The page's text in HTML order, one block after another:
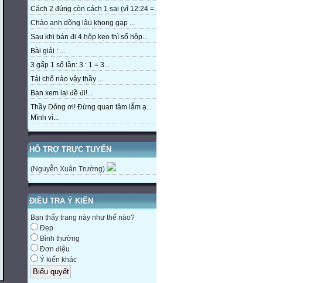
Cách 2 đúng còn cách 1 sai (vì 12:24 =...
Chào anh dõng lâu khong gạp ...
Sau khi bán đi 4 hộp kẹo thì số hộp...
Bài giải : ...
3 gấp 1 số lần: 3 : 1 = 3...
Tải chổ nào vậy thầy ...
Bạn xem lại đề đi!...
Thầy Dõng ơi! Đừng quan tâm lắm ạ.
Mình vì...
HỖ TRỢ TRỰC TUYẾN
(Nguyễn Xuân Trường)
ĐIỀU TRA Ý KIẾN
Bạn thấy trang này như thế nào?
Đẹp
Bình thường
Đơn điệu
Ý kiến khác